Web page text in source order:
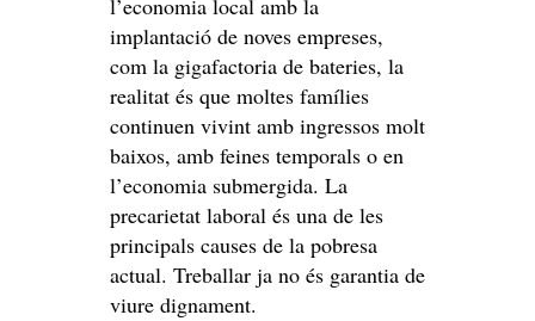
l’economia local amb la
implantació de noves empreses,
com la gigafactoria de bateries, la
realitat és que moltes famílies
continuen vivint amb ingressos molt
baixos, amb feines temporals o en
l’economia submergida. La
precarietat laboral és una de les
principals causes de la pobresa
actual. Treballar ja no és garantia de
viure dignament.